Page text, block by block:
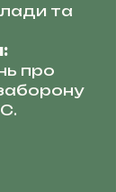
та
про